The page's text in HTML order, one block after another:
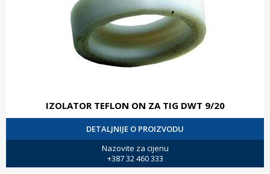
IZOLATOR TEFLON ON ZA TIG DWT 9/20
DETALJNIJE O PROIZVODU
Nazovite za cijenu
+387 32 460 333